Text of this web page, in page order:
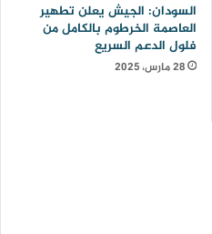
السودان: الجيش يعلن تطهير
العاصمة الخرطوم بالكامل من
فلول الدعم السريع
28 مارس، 2025